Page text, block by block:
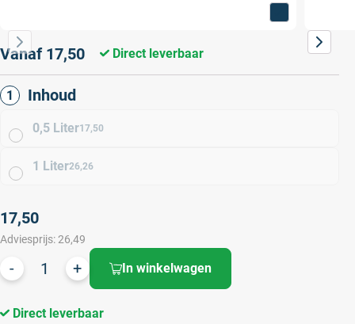
Vanaf 17,50 Direct leverbaar
Inhoud
0,5 Liter17,50
1 Liter26,26
17,50
Adviesprijs:26,49
In winkelwagen
Direct leverbaar